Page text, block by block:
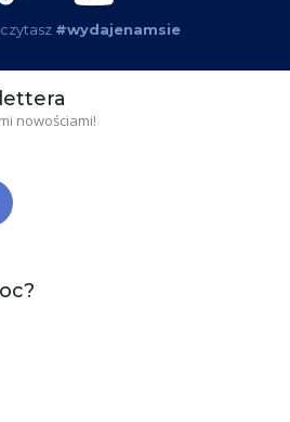
#wydajenamsie
nowościami!